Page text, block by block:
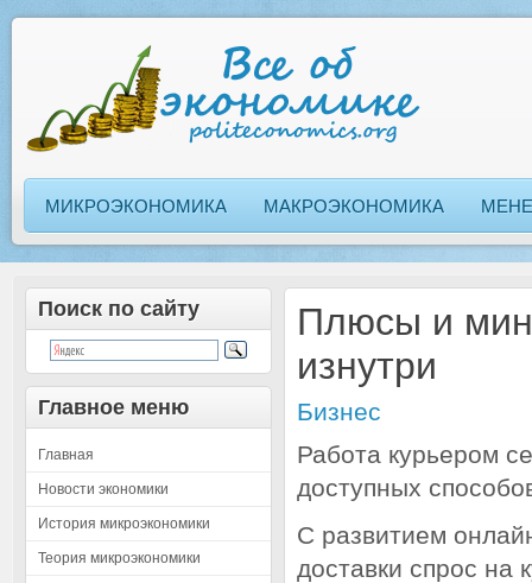
МИКРОЭКОНОМИКА МАКРОЭКОНОМИКА
Поиск по сайту
Главное меню
Главная
Новости экономики
История микроэкономики
Теория микроэкономики
Плюсы и
изнутри
Бизнес
Работа курьером
доступных
С развитием
доставки спрос на